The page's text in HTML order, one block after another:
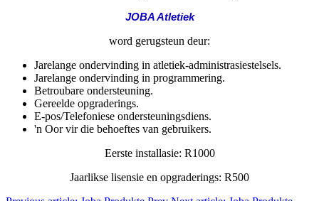
JOBA Atletiek
word gerugsteun deur:
Jarelange ondervinding in atletiek-administrasiestelsels.
Jarelange ondervinding in programmering.
Betroubare ondersteuning.
Gereelde opgraderings.
E-pos/Telefoniese ondersteuningsdiens.
'n Oor vir die behoeftes van gebruikers.
Eerste installasie: R1000
Jaarlikse lisensie en opgraderings: R500